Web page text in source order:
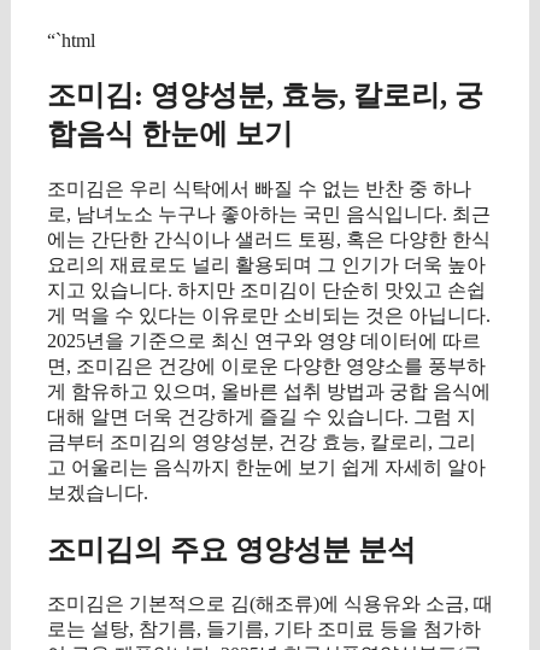
“`html
조미김: 영양성분, 효능, 칼로리, 궁
합음식 한눈에 보기
조미김은 우리 식탁에서 빠질 수 없는 반찬 중 하나
로, 남녀노소 누구나 좋아하는 국민 음식입니다. 최근
에는 간단한 간식이나 샐러드 토핑, 혹은 다양한 한식
요리의 재료로도 널리 활용되며 그 인기가 더욱 높아
지고 있습니다. 하지만 조미김이 단순히 맛있고 손쉽
게 먹을 수 있다는 이유로만 소비되는 것은 아닙니다.
2025년을 기준으로 최신 연구와 영양 데이터에 따르
면, 조미김은 건강에 이로운 다양한 영양소를 풍부하
게 함유하고 있으며, 올바른 섭취 방법과 궁합 음식에
대해 알면 더욱 건강하게 즐길 수 있습니다. 그럼 지
금부터 조미김의 영양성분, 건강 효능, 칼로리, 그리
고 어울리는 음식까지 한눈에 보기 쉽게 자세히 알아
보겠습니다.
조미김의 주요 영양성분 분석
조미김은 기본적으로 김(해조류)에 식용유와 소금, 때
로는 설탕, 참기름, 들기름, 기타 조미료 등을 첨가하